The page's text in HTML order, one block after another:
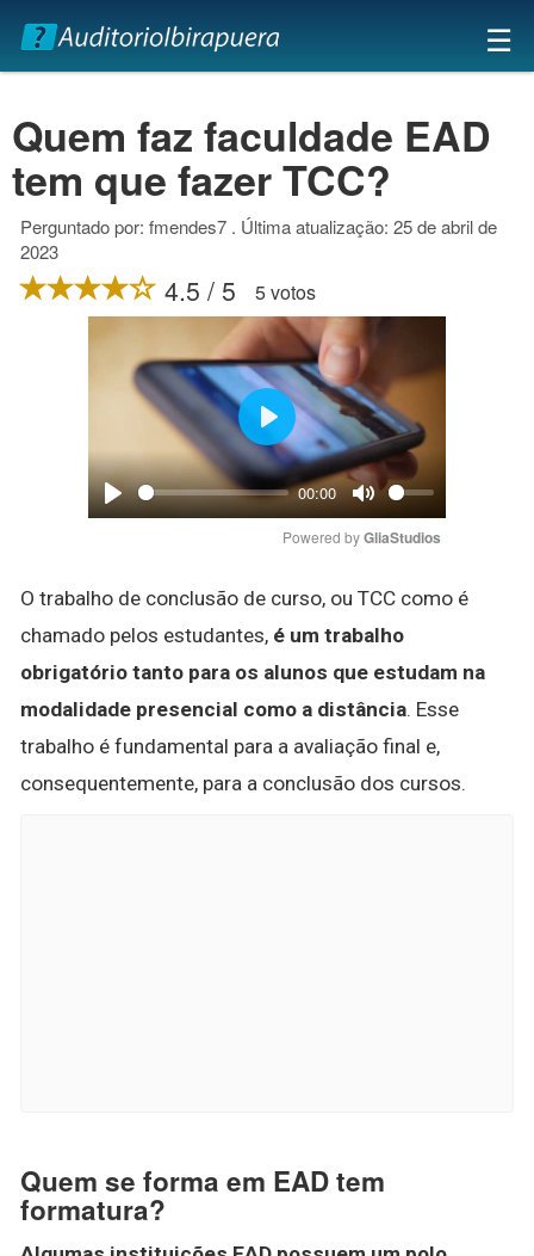
×
☰
Quem faz faculdade EAD
tem que fazer TCC?
Perguntado por: fmendes7 . Última atualização: 25 de abril de
2023
4.5 / 5 5 votos
Play
00:00
Mute
Play
Powered by GliaStudios
O trabalho de conclusão de curso, ou TCC como é
chamado pelos estudantes, é um trabalho
obrigatório tanto para os alunos que estudam na
modalidade presencial como a distância. Esse
trabalho é fundamental para a avaliação final e,
consequentemente, para a conclusão dos cursos.
Quem se forma em EAD tem
formatura?